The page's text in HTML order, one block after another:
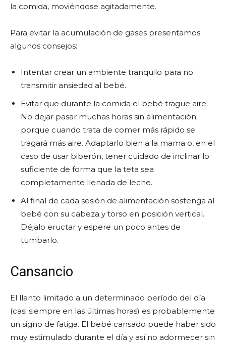
la comida, moviéndose agitadamente.
Para evitar la acumulación de gases presentamos
algunos consejos:
Intentar crear un ambiente tranquilo para no
transmitir ansiedad al bebé.
Evitar que durante la comida el bebé trague aire.
No dejar pasar muchas horas sin alimentación
porque cuando trata de comer más rápido se
tragará más aire. Adaptarlo bien a la mama o, en el
caso de usar biberón, tener cuidado de inclinar lo
suficiente de forma que la teta sea
completamente llenada de leche.
Al final de cada sesión de alimentación sostenga al
bebé con su cabeza y torso en posición vertical.
Déjalo eructar y espere un poco antes de
tumbarlo.
Cansancio
El llanto limitado a un determinado período del día
(casi siempre en las últimas horas) es probablemente
un signo de fatiga. El bebé cansado puede haber sido
muy estimulado durante el día y así no adormecer sin